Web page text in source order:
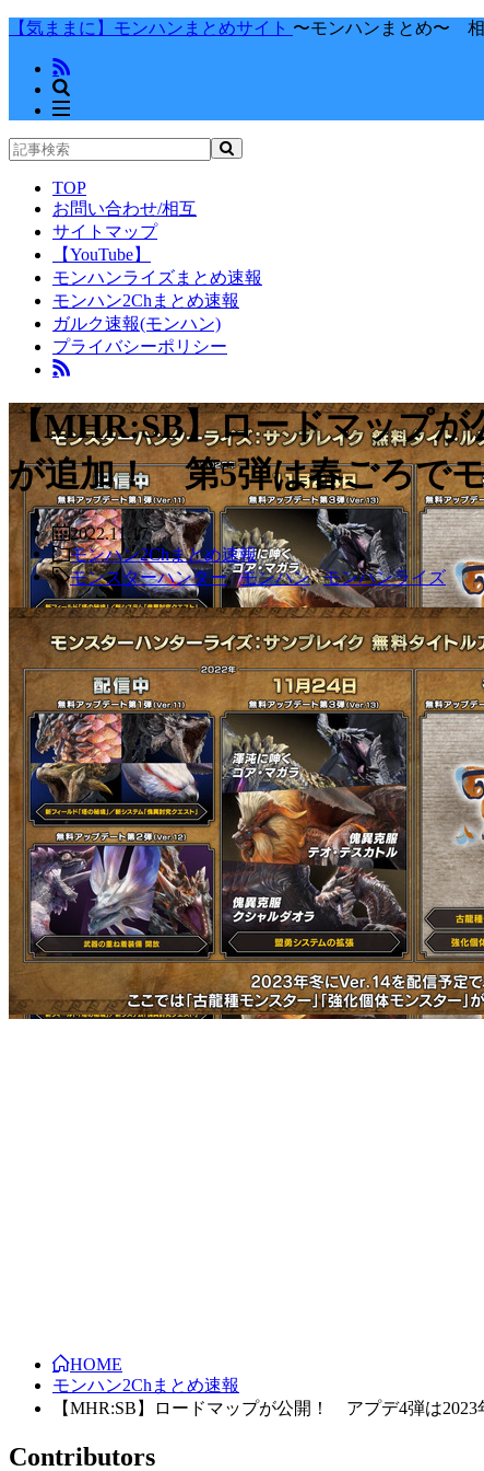
【気ままに】モンハンまとめサイト 〜モンハンまとめ〜
TOP
お問い合わせ/相互
サイトマップ
【YouTube】
モンハンライズまとめ速報
モンハン2Chまとめ速報
ガルク速報(モンハン)
プライバシーポリシー
【MHR:SB】ロードマップ
が追加！ 第5弾は春ごろで
2022.11.17
モンハン2Chまとめ速報
モンスターハンター,モンハン,モンハンライズ
HOME
モンハン2Chまとめ速報
【MHR:SB】ロードマップが公開！ アプデ4弾は
Contributors